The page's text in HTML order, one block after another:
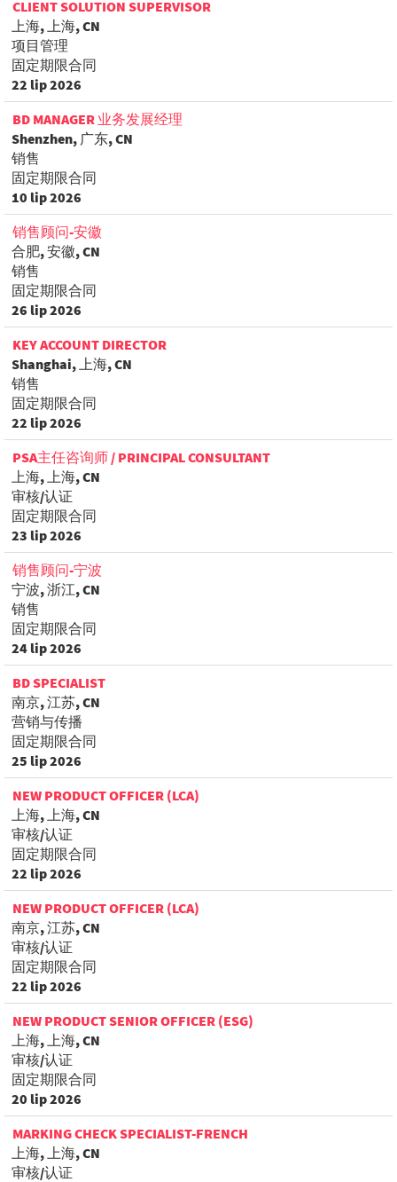
CLIENT SOLUTION SUPERVISOR
上海, 上海, CN
项目管理
固定期限合同
22 lip 2026
BD MANAGER 业务发展经理
Shenzhen, 广东, CN
销售
固定期限合同
10 lip 2026
销售顾问-安徽
合肥, 安徽, CN
销售
固定期限合同
26 lip 2026
KEY ACCOUNT DIRECTOR
Shanghai, 上海, CN
销售
固定期限合同
22 lip 2026
PSA主任咨询师 / PRINCIPAL CONSULTANT
上海, 上海, CN
审核/认证
固定期限合同
23 lip 2026
销售顾问-宁波
宁波, 浙江, CN
销售
固定期限合同
24 lip 2026
BD SPECIALIST
南京, 江苏, CN
营销与传播
固定期限合同
25 lip 2026
NEW PRODUCT OFFICER (LCA)
上海, 上海, CN
审核/认证
固定期限合同
22 lip 2026
NEW PRODUCT OFFICER (LCA)
南京, 江苏, CN
审核/认证
固定期限合同
22 lip 2026
NEW PRODUCT SENIOR OFFICER (ESG)
上海, 上海, CN
审核/认证
固定期限合同
20 lip 2026
MARKING CHECK SPECIALIST-FRENCH
上海, 上海, CN
审核/认证